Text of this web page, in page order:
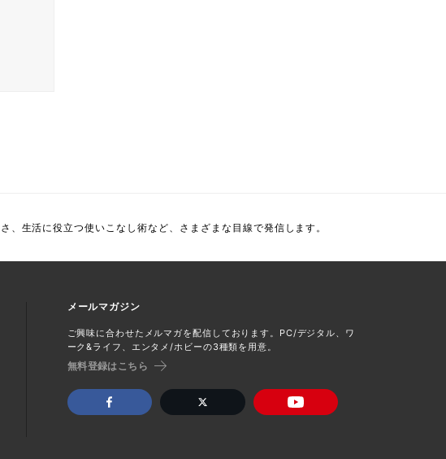
生活に役立つ使いこなし術など、さまざまな目線で発信します。
メールマガジン
ご興味に合わせたメルマガを配信しております。PC/デジタル、ワ
ーク&ライフ、エンタメ/ホビーの3種類を用意。
無料登録はこちら